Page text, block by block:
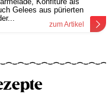
Gelees aus pürierten
zum Artikel